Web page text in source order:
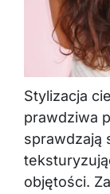
Stylizacja
prawdziwa
sprawdzają
objętości.